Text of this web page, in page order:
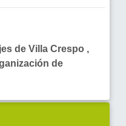
de Villa Crespo ,
de